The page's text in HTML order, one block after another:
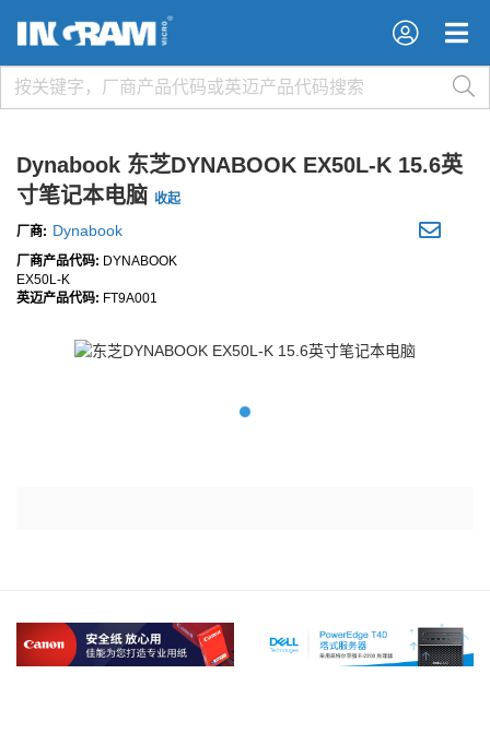
×
×
Dynabook 东芝DYNABOOK EX50L-K 15.6英
寸笔记本电脑 收起
厂商: Dynabook
厂商产品代码: DYNABOOK
EX50L-K
英迈产品代码: FT9A001